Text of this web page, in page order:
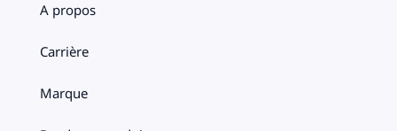
A propos
Carrière
Marque